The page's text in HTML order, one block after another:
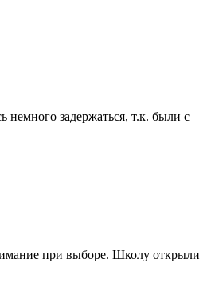
немного задержаться, т.к. были с
при выборе. Школу открыли